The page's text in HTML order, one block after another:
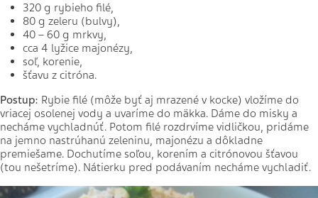
320 g rybieho filé,
80 g zeleru (bulvy),
40 – 60 g mrkvy,
cca 4 lyžice majonézy,
soľ, korenie,
šťavu z citróna.
Postup: Rybie filé (môže byť aj mrazené v kocke) vložíme do
vriacej osolenej vody a uvaríme do mäkka. Dáme do misky a
necháme vychladnúť. Potom filé rozdrvíme vidličkou, pridáme
na jemno nastrúhanú zeleninu, majonézu a dôkladne
premiešame. Dochutíme soľou, korením a citrónovou šťavou
(tou nešetríme). Nátierku pred podávaním necháme vychladiť.